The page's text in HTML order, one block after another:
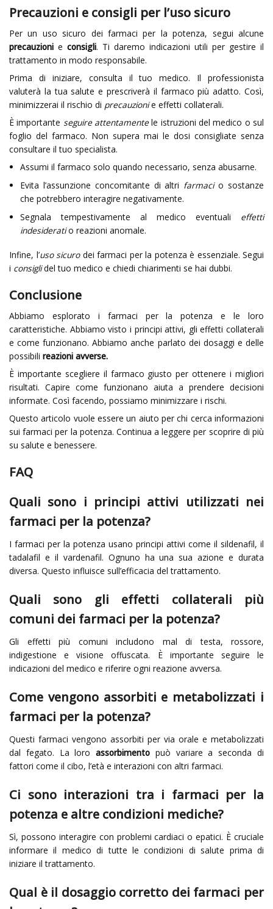
Precauzioni e consigli per l’uso sicuro
Per un uso sicuro dei farmaci per la potenza, segui alcune
precauzioni e consigli. Ti daremo indicazioni utili per gestire il
trattamento in modo responsabile.
Prima di iniziare, consulta il tuo medico. Il professionista
valuterà la tua salute e prescriverà il farmaco più adatto. Così,
minimizzerai il rischio di precauzionie effetti collaterali.
È importante seguire attentamentele istruzioni del medico o sul
foglio del farmaco. Non supera mai le dosi consigliate senza
consultare il tuo specialista.
Assumi il farmaco solo quando necessario, senza abusarne.
Evita l’assunzione concomitante di altri farmacio sostanze
che potrebbero interagire negativamente.
Segnala tempestivamente al medico eventuali effetti
indesideratio reazioni anomale.
Infine, l’uso sicurodei farmaci per la potenza è essenziale. Segui
i consiglidel tuo medico e chiedi chiarimenti se hai dubbi.
Conclusione
Abbiamo esplorato i farmaci per la potenza e le loro
caratteristiche. Abbiamo visto i principi attivi, gli effetti collaterali
e come funzionano. Abbiamo anche parlato dei dosaggi e delle
possibili reazioni avverse.
È importante scegliere il farmaco giusto per ottenere i migliori
risultati. Capire come funzionano aiuta a prendere decisioni
informate. Così facendo, possiamo minimizzare i rischi.
Questo articolo vuole essere un aiuto per chi cerca informazioni
sui farmaci per la potenza. Continua a leggere per scoprire di più
su salute e benessere.
FAQ
Quali sono i principi attivi utilizzati nei
farmaci per la potenza?
I farmaci per la potenza usano principi attivi come il sildenafil, il
tadalafil e il vardenafil. Ognuno ha una sua azione e durata
diversa. Questo influisce sull’efficacia del trattamento.
Quali sono gli effetti collaterali più
comuni dei farmaci per la potenza?
Gli effetti più comuni includono mal di testa, rossore,
indigestione e visione offuscata. È importante seguire le
indicazioni del medico e riferire ogni reazione avversa.
Come vengono assorbiti e metabolizzati i
farmaci per la potenza?
Questi farmaci vengono assorbiti per via orale e metabolizzati
dal fegato. La loroassorbimento può variare a seconda di
fattori come il cibo, l’età e interazioni con altri farmaci.
Ci sono interazioni tra i farmaci per la
potenza e altre condizioni mediche?
Sì, possono interagire con problemi cardiaci o epatici. È cruciale
informare il medico di tutte le condizioni di salute prima di
iniziare il trattamento.
Qual è il dosaggio corretto dei farmaci per